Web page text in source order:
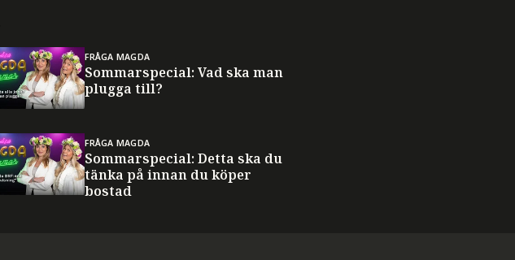
FRÅGA MAGDA
Sommarspecial: Vad ska man
plugga till?
FRÅGA MAGDA
Sommarspecial: Detta ska du
tänka på innan du köper
bostad